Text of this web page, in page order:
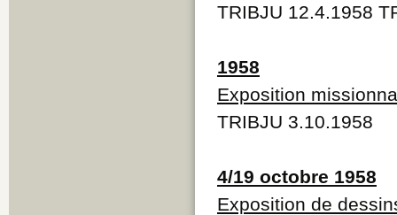
TRIBJU 12.4.1958
1958
Exposition
TRIBJU 3.10.1958
4/19 octobre 1958
Exposition de